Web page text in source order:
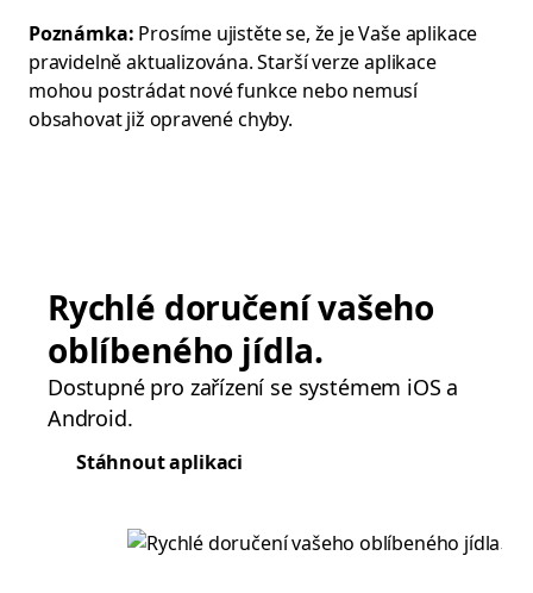
Poznámka: Prosíme ujistěte se, že je Vaše aplikace
pravidelně aktualizována. Starší verze aplikace
mohou postrádat nové funkce nebo nemusí
obsahovat již opravené chyby.
Rychlé doručení vašeho
oblíbeného jídla.
Dostupné pro zařízení se systémem iOS a
Android.
Stáhnout aplikaci